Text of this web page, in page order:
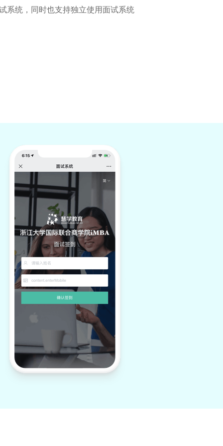
系统，同时也支持独立使用面试系统